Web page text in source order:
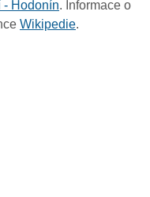
- Hodonín. Informace o
Wikipedie.